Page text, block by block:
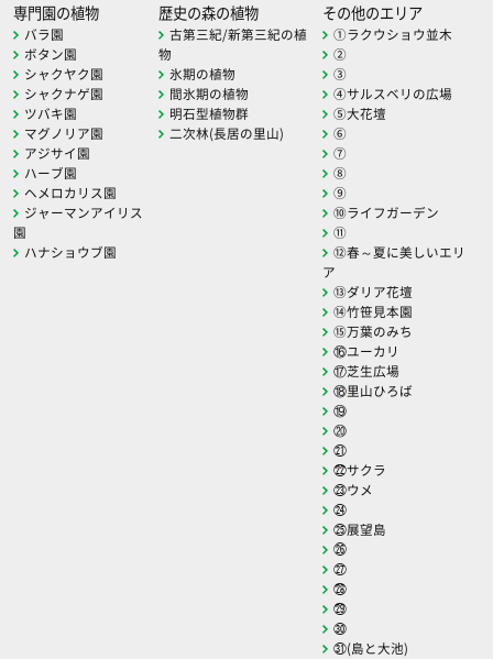
専門園の植物
バラ園
ボタン園
シャクヤク園
シャクナゲ園
ツバキ園
マグノリア園
アジサイ園
ハーブ園
ヘメロカリス園
ジャーマンアイリス
園
ハナショウブ園
歴史の森の植物
古第三紀/新第三紀の植
物
氷期の植物
間氷期の植物
明石型植物群
二次林(長居の里山)
その他のエリア
①ラクウショウ並木
②
③
④サルスベリの広場
⑤大花壇
⑥
⑦
⑧
⑨
⑩ライフガーデン
⑪
⑫春～夏に美しいエリ
ア
⑬ダリア花壇
⑭竹笹見本園
⑮万葉のみち
⑯ユーカリ
⑰芝生広場
⑱里山ひろば
⑲
⑳
㉑
㉒サクラ
㉓ウメ
㉔
㉕展望島
㉖
㉗
㉘
㉙
㉚
㉛(島と大池)